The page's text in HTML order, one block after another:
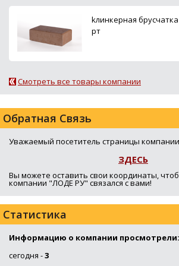
kлинкерная
рт
Смотреть все товары компании
Обратная Связь
Уважаемый посетитель страницы
ЗДЕСЬ
Вы можете оставить свои координаты,
компании "ЛОДЕ РУ" связался с вами!
Статистика
Информацию о компании просмотрели:
сегодня -3